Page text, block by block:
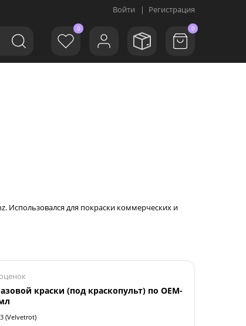
Войти | Регистрация
0 0
Использовался для покраски коммерческих и
краски (под краскопульт) по OEM-
(Velvetrot)